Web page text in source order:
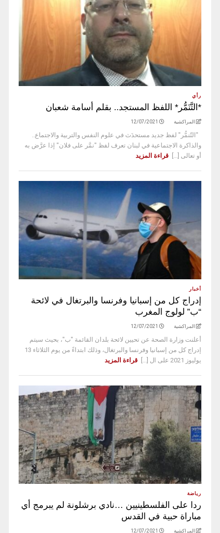
رأي
*التَّنَمُّر* اللفظ المستجد.. بقلم أسامة شعبان
المراكشية 12/07/2021
"التّنمُّر" لفظ جديد مستحدَث في علوم النفس والتربية والاجتماع..
والذاكرة الاجتماعية في لبنان تعرف لفظ "نمَّر على فلان" إذا عرَّض به
أو تعالى [...]
قراءة المزيد
أخبار
إدراج كل من إسبانيا وفرنسا والبرتغال في لائحة
“ب” لولوج المغرب
المراكشية 12/07/2021
أعلنت وزارة الصحة عن تحيين لائحة بلدان القائمة "ب"، بحيث سيتم
إدراج كل من إسبانيا وفرنسا والبرتغال، وذلك ابتداءً من يوم الثلاثاء 13
يوليوز 2021 على ال [...]
قراءة المزيد
رياضة
ردا على الفلسطينيين …نادي برشلونة لم يبرمج أي
مباراة حبية في القدس
المراكشية 12/07/2021